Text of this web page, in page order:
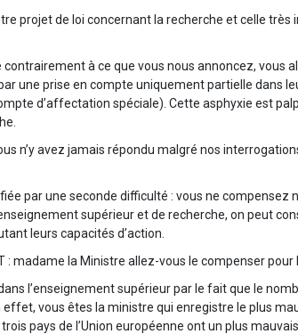
projet de loi concernant la recherche et celle très
à ce que vous nous annoncez, vous
une prise en compte uniquement partielle dans
d’affectation spéciale). Cette asphyxie est
n’y avez jamais répondu malgré nos
par une seconde difficulté : vous ne
supérieur et de recherche, on peut
leurs capacités d’action.
madame la Ministre allez-vous le compenser pour
l’enseignement supérieur par le fait que le
vous êtes la ministre qui enregistre le plus
pays de l’Union européenne ont un plus